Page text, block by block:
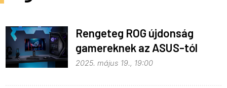
Rengeteg ROG újdonság
gamereknek az ASUS-tól
2025. május 19., 19:00